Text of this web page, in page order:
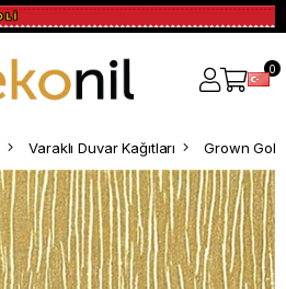
0
Varaklı Duvar Kağıtları Grown Gold